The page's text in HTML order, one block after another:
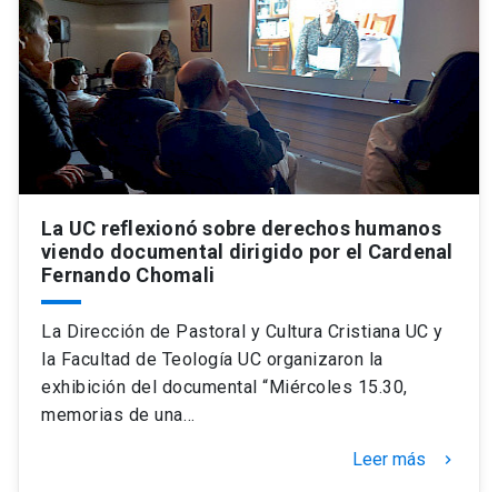
La UC reflexionó sobre derechos humanos
viendo documental dirigido por el Cardenal
Fernando Chomali
La Dirección de Pastoral y Cultura Cristiana UC y
la Facultad de Teología UC organizaron la
exhibición del documental “Miércoles 15.30,
memorias de una…
Leer más keyboard_arrow_right